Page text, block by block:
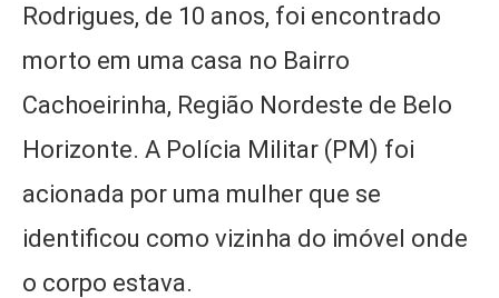
Rodrigues, de 10 anos, foi encontrado
morto em uma casa no Bairro
Cachoeirinha, Região Nordeste de Belo
Horizonte. A Polícia Militar (PM) foi
acionada por uma mulher que se
identificou como vizinha do imóvel onde
o corpo estava.